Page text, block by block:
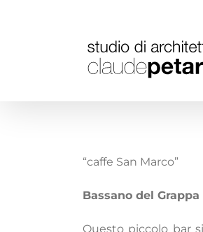
“caffe San Marco”
Bassano del Grappa
Questo piccolo bar